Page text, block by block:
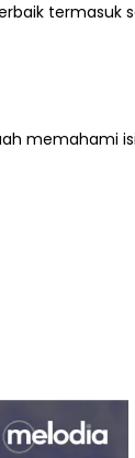
termasuk
memahami